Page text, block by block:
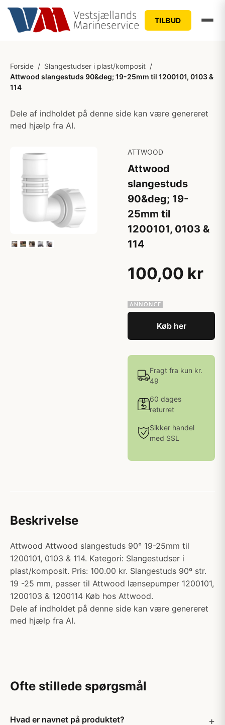
TILBUD
Forside / Slangestudser i plast/komposit /
Attwood slangestuds 90&deg; 19-25mm til 1200101, 0103 &
114
Dele af indholdet på denne side kan være genereret
med hjælp fra AI.
ATTWOOD
Attwood
slangestuds
90&deg; 19-
25mm til
1200101, 0103 &
114
100,00 kr
Køb her
Fragt fra kun kr.
49
60 dages
returret
Sikker handel
med SSL
Beskrivelse
Attwood Attwood slangestuds 90° 19-25mm til
1200101, 0103 & 114. Kategori: Slangestudser i
plast/komposit. Pris: 100.00 kr. Slangestuds 90º str.
19 -25 mm, passer til Attwood lænsepumper 1200101,
1200103 & 1200114 Køb hos Attwood.
Dele af indholdet på denne side kan være genereret
med hjælp fra AI.
Ofte stillede spørgsmål
Hvad er navnet på produktet?